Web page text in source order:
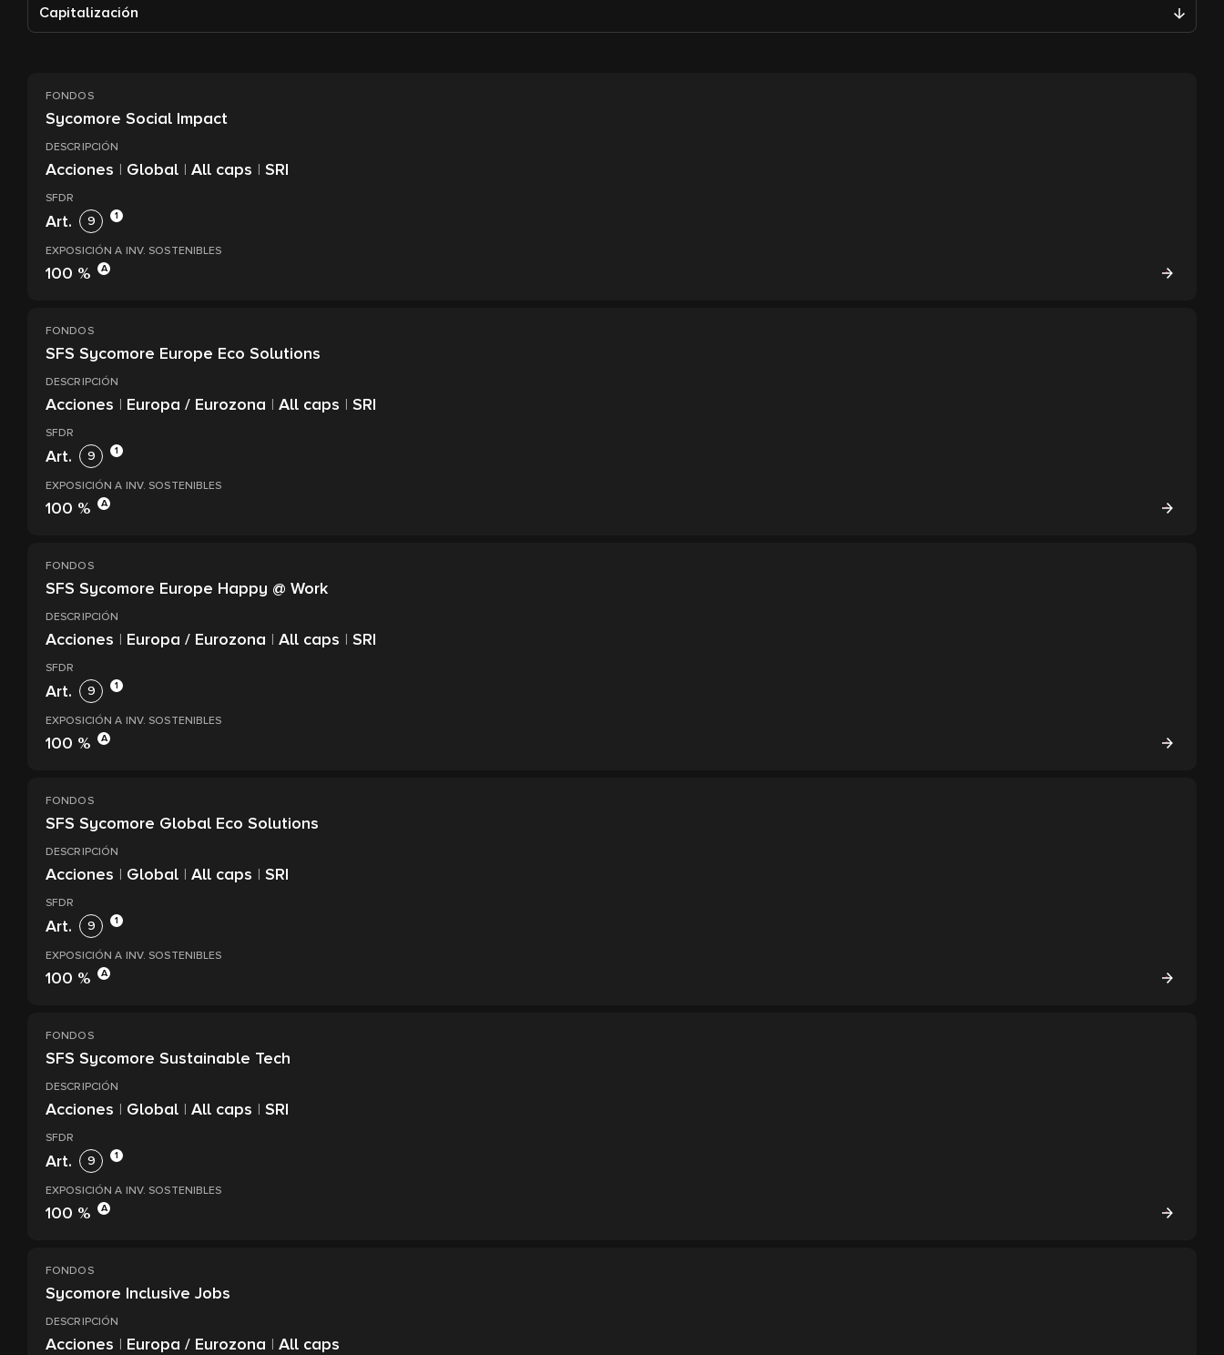
Capitalización
FONDOS
Sycomore Social Impact
DESCRIPCIÓN
Acciones | Global | All caps | SRI
SFDR
Art. 9 1
EXPOSICIÓN A INV. SOSTENIBLES
100 % A
FONDOS
SFS Sycomore Europe Eco Solutions
DESCRIPCIÓN
Acciones | Europa / Eurozona | All caps | SRI
SFDR
Art. 9 1
EXPOSICIÓN A INV. SOSTENIBLES
100 % A
FONDOS
SFS Sycomore Europe Happy @ Work
DESCRIPCIÓN
Acciones | Europa / Eurozona | All caps | SRI
SFDR
Art. 9 1
EXPOSICIÓN A INV. SOSTENIBLES
100 % A
FONDOS
SFS Sycomore Global Eco Solutions
DESCRIPCIÓN
Acciones | Global | All caps | SRI
SFDR
Art. 9 1
EXPOSICIÓN A INV. SOSTENIBLES
100 % A
FONDOS
SFS Sycomore Sustainable Tech
DESCRIPCIÓN
Acciones | Global | All caps | SRI
SFDR
Art. 9 1
EXPOSICIÓN A INV. SOSTENIBLES
100 % A
FONDOS
Sycomore Inclusive Jobs
DESCRIPCIÓN
Acciones | Europa / Eurozona | All caps